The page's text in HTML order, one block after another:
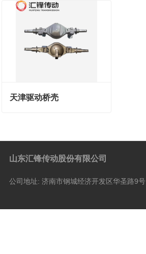
天津驱动桥壳
山东汇锋传动股份有限公司
公司地址: 济南市钢城经济开发区华圣路9号